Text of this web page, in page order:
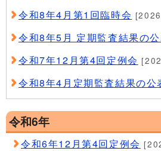
令和8年4月第1回臨時会
令和8年5月 定期監査結果の
令和7年12月第4回定例会
令和8年4月定期監査結果の公
令和6年
令和6年12月第4回定例会